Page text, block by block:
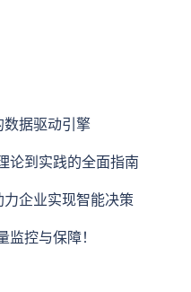
数据驱动引擎
论到实践的全面指南
企业实现智能决策
监控与保障！